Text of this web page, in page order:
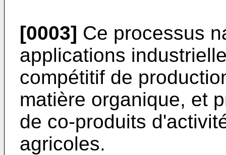
[0003] Ce processus
applications
compétitif de
matière organique, et
de co-produits
agricoles.